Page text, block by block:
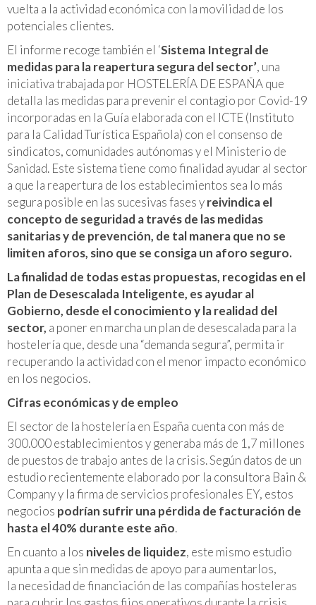
vuelta a la actividad económica con la movilidad de los
potenciales clientes.
El informe recoge también el ‘Sistema Integral de
medidas para la reapertura segura del sector’, una
iniciativa trabajada por HOSTELERÍA DE ESPAÑA que
detalla las medidas para prevenir el contagio por Covid-19
incorporadas en la Guía elaborada con el ICTE (Instituto
para la Calidad Turística Española) con el consenso de
sindicatos, comunidades autónomas y el Ministerio de
Sanidad. Este sistema tiene como finalidad ayudar al sector
a que la reapertura de los establecimientos sea lo más
segura posible en las sucesivas fases yreivindica el
concepto de seguridad a través de las medidas
sanitarias y de prevención, de tal manera que no se
limiten aforos, sino que se consiga un aforo seguro.
La finalidad de todas estas propuestas, recogidas en el
Plan de Desescalada Inteligente, es ayudar al
Gobierno, desde el conocimiento y la realidad del
sector, a poner en marcha un plan de desescalada para la
hostelería que, desde una “demanda segura”, permita ir
recuperando la actividad con el menor impacto económico
en los negocios.
Cifras económicas y de empleo
El sector de la hostelería en España cuenta con más de
300.000 establecimientos y generaba más de 1,7 millones
de puestos de trabajo antes de la crisis. Según datos de un
estudio recientemente elaborado por la consultora Bain &
Company y la firma de servicios profesionales EY, estos
negocios podrían sufrir una pérdida de facturación de
hasta el 40% durante este año.
En cuanto a los niveles de liquidez, este mismo estudio
apunta a que sin medidas de apoyo para aumentarlos,
la necesidad de financiación de las compañías hosteleras